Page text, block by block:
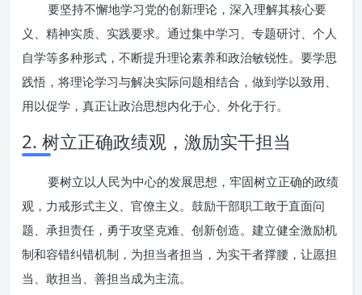
要坚持不懈地学习党的创新理论，深入理解其核心要
义、精神实质、实践要求。通过集中学习、专题研讨、个人
自学等多种形式，不断提升理论素养和政治敏锐性。要学思
践悟，将理论学习与解决实际问题相结合，做到学以致用、
用以促学，真正让政治思想内化于心、外化于行。
2. 树立正确政绩观，激励实干担当
要树立以人民为中心的发展思想，牢固树立正确的政绩
观，力戒形式主义、官僚主义。鼓励干部职工敢于直面问
题、承担责任，勇于攻坚克难、创新创造。建立健全激励机
制和容错纠错机制，为担当者担当，为实干者撑腰，让愿担
当、敢担当、善担当成为主流。